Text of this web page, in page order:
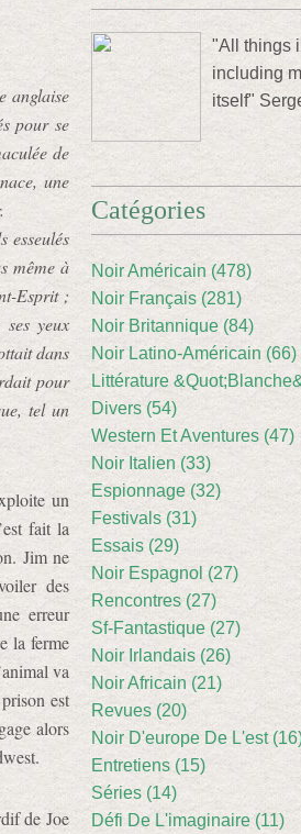
anglaise
pour se
de
une
esseulés
même à
Esprit ;
yeux
dans
pour
tel un
un
fait la
Jim ne
des
erreur
la ferme
va
est
alors
de Joe
"All things
including
itself"
Catégories
Noir Américain (478)
Noir Français (281)
Noir Britannique (84)
Noir Latino-Américain (66)
Littérature
Divers (54)
Western Et Aventures (47)
Noir Italien (33)
Espionnage (32)
Festivals (31)
Essais (29)
Noir Espagnol (27)
Rencontres (27)
Sf-Fantastique (27)
Noir Irlandais (26)
Noir Africain (21)
Revues (20)
Noir D'europe De L'est
Entretiens (15)
Séries (14)
Défi De L'imaginaire (11)